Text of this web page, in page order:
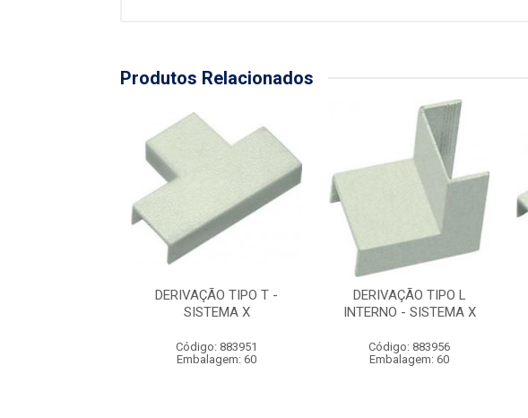
Produtos Relacionados
DERIVAÇÃO TIPO T -
SISTEMA X
Código: 883951
Embalagem: 60
DERIVAÇÃO TIPO L
INTERNO - SISTEMA X
Código: 883956
Embalagem: 60